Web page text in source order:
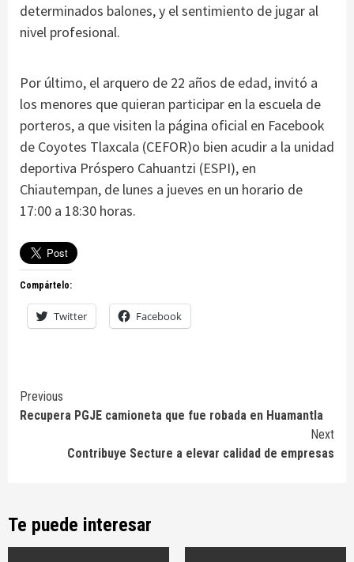
determinados balones, y el sentimiento de jugar al
nivel profesional.
Por último, el arquero de 22 años de edad, invitó a
los menores que quieran participar en la escuela de
porteros, a que visiten la página oficial en Facebook
de Coyotes Tlaxcala (CEFOR)o bien acudir a la unidad
deportiva Próspero Cahuantzi (ESPI), en
Chiautempan, de lunes a jueves en un horario de
17:00 a 18:30 horas.
Compártelo:
Twitter Facebook
Continue
Reading
Previous
Recupera PGJE camioneta que fue robada en Huamantla
Next
Contribuye Secture a elevar calidad de empresas
Te puede interesar